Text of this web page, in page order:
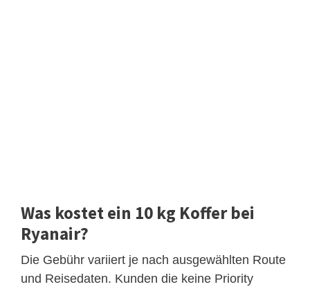
Was kostet ein 10 kg Koffer bei
Ryanair?
Die Gebühr variiert je nach ausgewählten Route
und Reisedaten. Kunden die keine Priority